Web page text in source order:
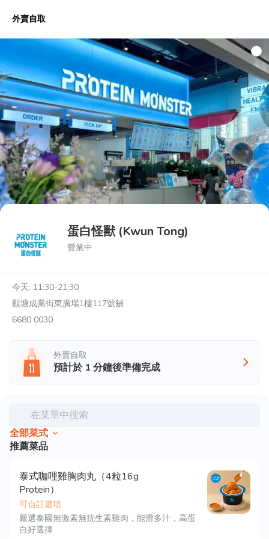
外賣自取
蛋白怪獸 (Kwun Tong)
營業中
今天: 11:30-21:30
觀塘成業街東廣場1樓117號舖
6680 0030
外賣自取
預計於 1 分鐘後準備完成
在菜單中搜索
全部菜式
推薦菜品 高蛋白小食 高蛋白小食套餐 鮮奶茶
推薦菜品
泰式咖哩雞胸肉丸（4粒16g
Protein）
可自訂選項
嚴選泰國無激素無抗生素雞肉，能滑多汁，高蛋
白好選擇